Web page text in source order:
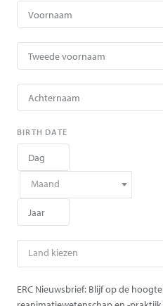
BIRTH DATE
Maand
Land kiezen
ERC Nieuwsbrief: Blijf op de